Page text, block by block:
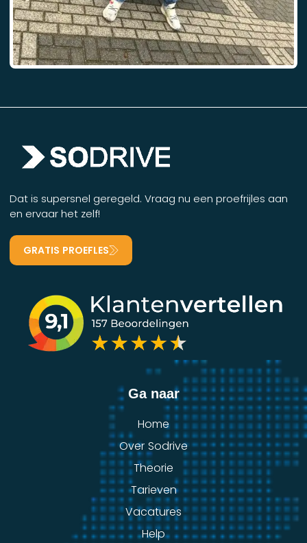
Dat is supersnel geregeld. Vraag nu een proefrijles aan
en ervaar het zelf!
GRATIS PROEFLES
Ga naar
Home
Over Sodrive
Theorie
Tarieven
Vacatures
Help